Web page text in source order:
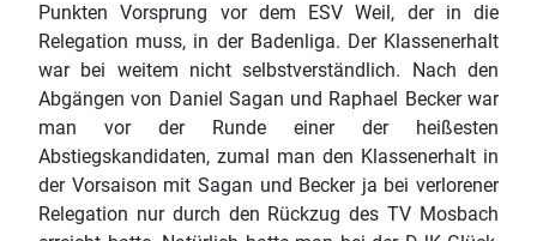
Punkten Vorsprung vor dem ESV Weil, der in die
Relegation muss, in der Badenliga. Der Klassenerhalt
war bei weitem nicht selbstverständlich. Nach den
Abgängen von Daniel Sagan und Raphael Becker war
man vor der Runde einer der heißesten
Abstiegskandidaten, zumal man den Klassenerhalt in
der Vorsaison mit Sagan und Becker ja bei verlorener
Relegation nur durch den Rückzug des TV Mosbach